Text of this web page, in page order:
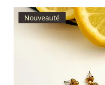
Nouveauté